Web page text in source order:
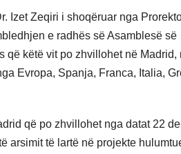
Izet Zeqiri i shoqëruar nga
e radhës së Asamblesë së
që këtë vit po zhvillohet në Madrid,
Evropa, Spanja, Franca, Italia,
që po zhvillohet nga datat 22
arsimit të lartë në projekte